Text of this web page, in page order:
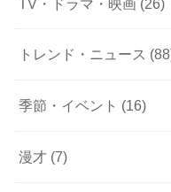
トレンド・ニュース
季節・イベント (16)
漫才 (7)